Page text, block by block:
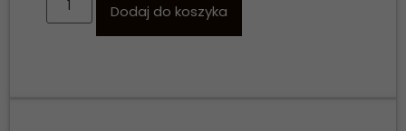
Dodaj do koszyka